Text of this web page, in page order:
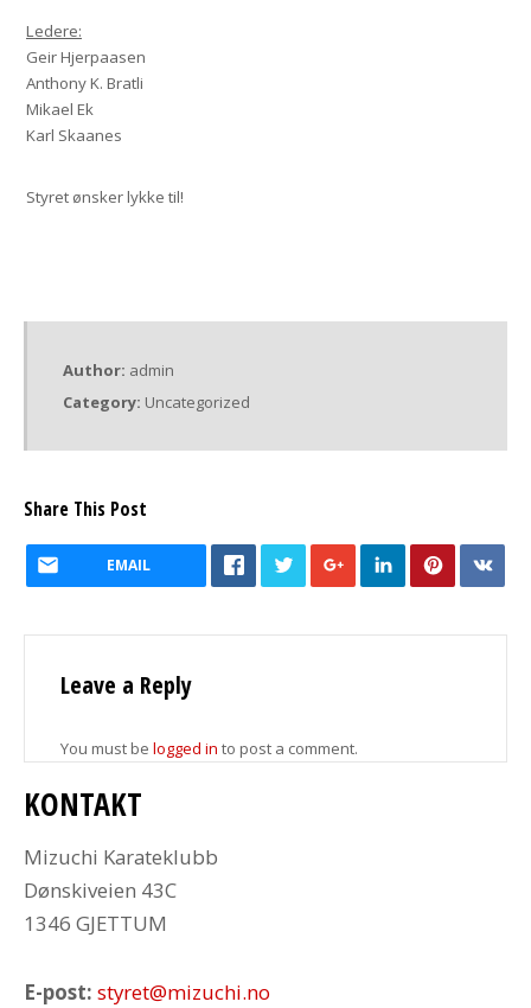
Ledere:
Geir Hjerpaasen
Anthony K. Bratli
Mikael Ek
Karl Skaanes
Styret ønsker lykke til!
Author: admin
Category: Uncategorized
Share This Post
EMAIL
Leave a Reply
You must be logged in to post a comment.
KONTAKT
Mizuchi Karateklubb
Dønskiveien 43C
1346 GJETTUM
E-post: styret@mizuchi.no